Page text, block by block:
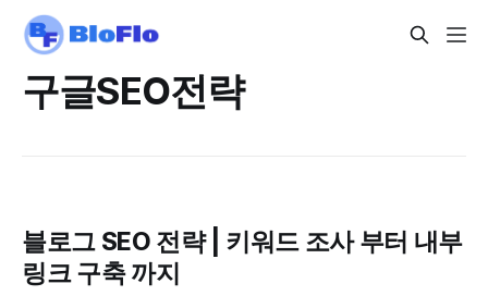
구글SEO전략
블로그 SEO 전략 | 키워드 조사 부터 내부
링크 구축 까지